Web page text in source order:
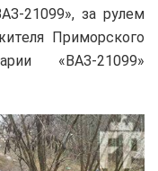
21099», за рулем
Приморского
«ВАЗ-21099»